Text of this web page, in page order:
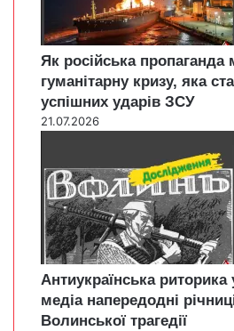
Як російська пропаганда
гуманітарну кризу, яка
успішних ударів ЗСУ
21.07.2026
Антиукраїнська
медіа напередодні
Волинської трагедії